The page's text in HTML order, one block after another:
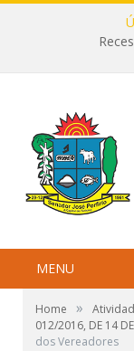
MENU
Home »
012/2016, DE 14
dos Vereadores